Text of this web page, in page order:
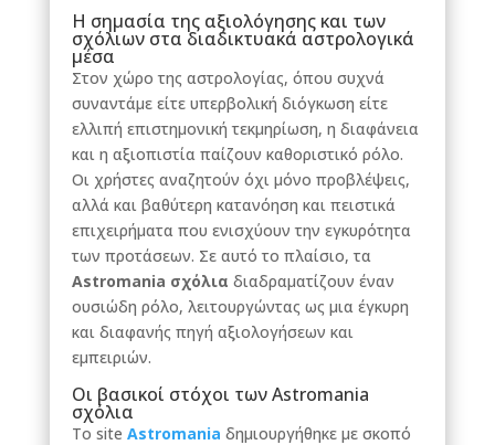
Η σημασία της αξιολόγησης και των
σχόλιων στα διαδικτυακά αστρολογικά
μέσα
Στον χώρο της αστρολογίας, όπου συχνά
συναντάμε είτε υπερβολική διόγκωση είτε
ελλιπή επιστημονική τεκμηρίωση, η διαφάνεια
και η αξιοπιστία παίζουν καθοριστικό ρόλο.
Οι χρήστες αναζητούν όχι μόνο προβλέψεις,
αλλά και βαθύτερη κατανόηση και πειστικά
επιχειρήματα που ενισχύουν την εγκυρότητα
των προτάσεων. Σε αυτό το πλαίσιο, τα
Astromania σχόλια διαδραματίζουν έναν
ουσιώδη ρόλο, λειτουργώντας ως μια έγκυρη
και διαφανής πηγή αξιολογήσεων και
εμπειριών.
Οι βασικοί στόχοι των Astromania
σχόλια
Το site Astromania δημιουργήθηκε με σκοπό